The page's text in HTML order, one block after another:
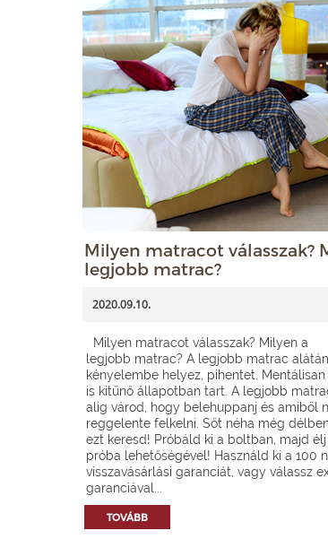
Milyen matracot válasszak?
legjobb matrac?
2020.09.10.
Milyen matracot válasszak? Milyen a
legjobb matrac? A legjobb matrac
kényelembe helyez, pihentet. Mentálisan
is kitűnő állapotban tart. A legjobb
alig várod, hogy belehuppanj és amiből
reggelente felkelni. Sőt néha még
ezt keresd! Próbáld ki a boltban, majd
próba lehetőségével! Használd ki a 100
visszavásárlási garanciát, vagy válassz
garanciával...
TOVÁBB